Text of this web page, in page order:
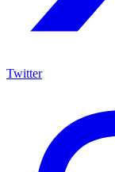
Twitter